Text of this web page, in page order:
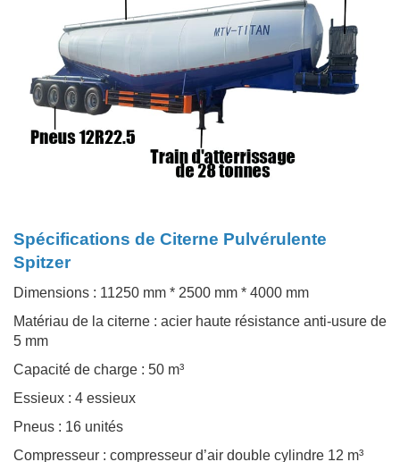
Spécifications de Citerne Pulvérulente
Spitzer
Dimensions : 11250 mm * 2500 mm * 4000 mm
Matériau de la citerne : acier haute résistance anti-usure de
5 mm
Capacité de charge : 50 m³
Essieux : 4 essieux
Pneus : 16 unités
Compresseur : compresseur d’air double cylindre 12 m³